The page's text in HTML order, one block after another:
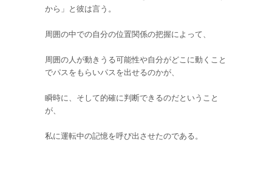
から」と彼は言う。
周囲の中での自分の位置関係の把握によって、
周囲の人が動きうる可能性や自分がどこに動くこと
でパスをもらいパスを出せるのかが、
瞬時に、そして的確に判断できるのだということ
が、
私に運転中の記憶を呼び出させたのである。